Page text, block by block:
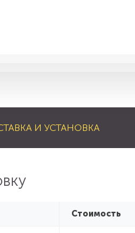
И УСТАНОВКА
Стоимость